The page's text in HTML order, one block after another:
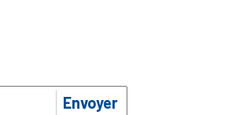
Envoyer